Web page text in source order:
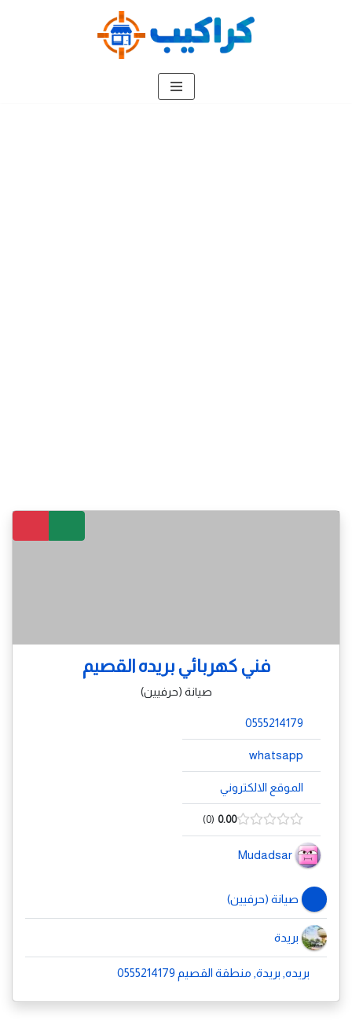
فني كهربائي بريده القصيم
صيانة (حرفيين)
0555214179
whatsapp
الموقع الالكتروني
0.00
0
Mudadsar
صيانة (حرفيين)
بريدة
بريده, بريدة, منطقة القصيم 0555214179